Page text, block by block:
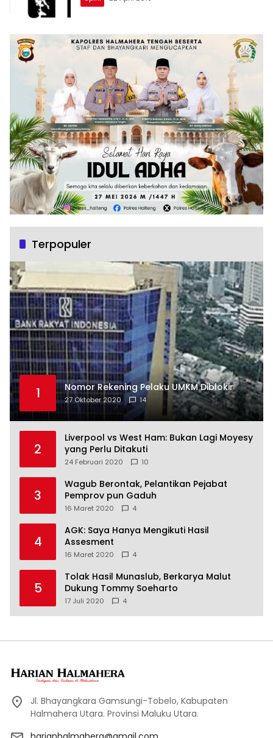
Terpopuler
1 Nomor Rekening Pelaku UMKM Diblokir
27 Oktober 2020 14
2
Liverpool vs West Ham: Bukan Lagi Moyesy
yang Perlu Ditakuti
24 Februari 2020 10
3
Wagub Berontak, Pelantikan Pejabat
Pemprov pun Gaduh
16 Maret 2020 4
4
AGK: Saya Hanya Mengikuti Hasil
Assesment
16 Maret 2020 4
5
Tolak Hasil Munaslub, Berkarya Malut
Dukung Tommy Soeharto
17 Juli 2020 4
Jl. Bhayangkara Gamsungi-Tobelo, Kabupaten
Halmahera Utara. Provinsi Maluku Utara.